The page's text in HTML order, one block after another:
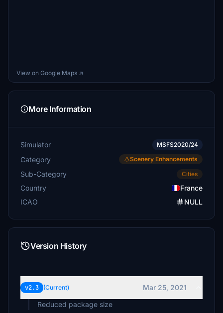
View on Google Maps ↗
More Information
Simulator MSFS2020/24
Category Scenery Enhancements
Sub-Category Cities
Country
France
ICAO
NULL
Version History
v2.3 (Current)
Mar 25, 2021
Reduced package size